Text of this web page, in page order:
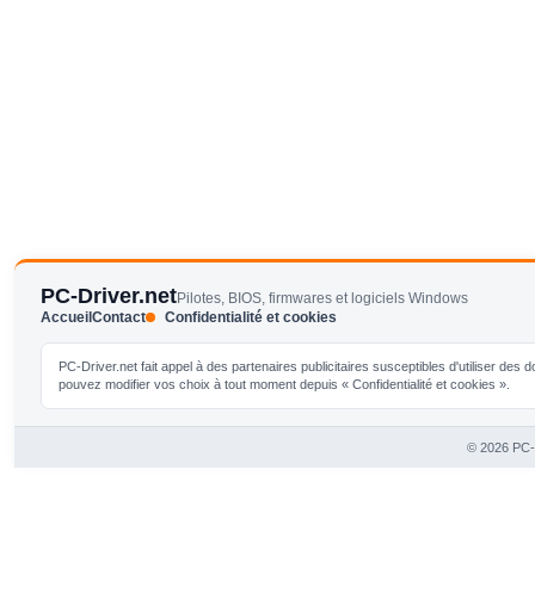
PC-Driver.netPilotes, BIOS, firmwares et logiciels Windows
AccueilContact Confidentialité et cookies
PC-Driver.net fait appel à des partenaires publicitaires susceptibles d'utiliser
pouvez modifier vos choix à tout moment depuis « Confidentialité et cookies ».
© 2026